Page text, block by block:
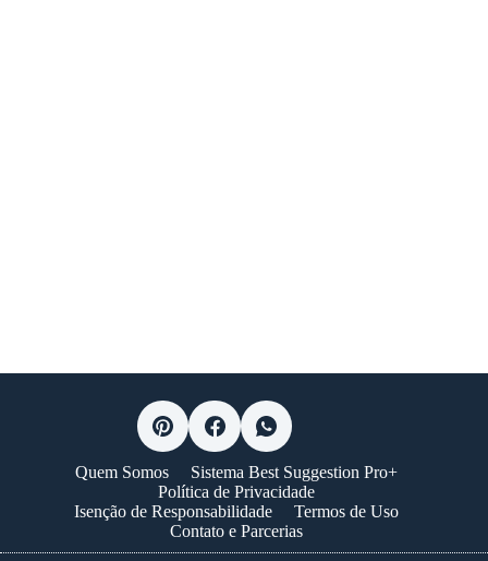
Quem Somos
Sistema Best Suggestion Pro+
Política de Privacidade
Isenção de Responsabilidade
Termos de Uso
Contato e Parcerias